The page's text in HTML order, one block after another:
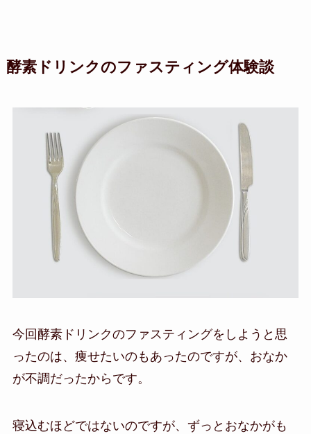
酵素ドリンクのファスティング体験談
今回酵素ドリンクのファスティングをしようと思
ったのは、痩せたいのもあったのですが、おなか
が不調だったからです。
寝込むほどではないのですが、ずっとおなかがも